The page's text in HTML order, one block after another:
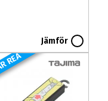
Jämför
REA